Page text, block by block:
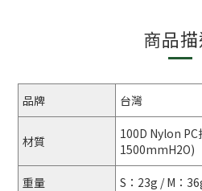
商品
品牌 台灣
材質
100D Nylon
1500mmH2O)
重量 S：23g / M：